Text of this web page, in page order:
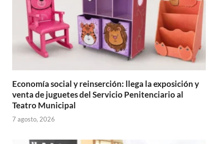
Economía social y reinserción: llega la exposición y
venta de juguetes del Servicio Penitenciario al
Teatro Municipal
7 agosto, 2026